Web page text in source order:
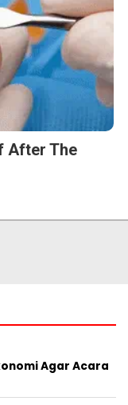
After The
Agar Acara